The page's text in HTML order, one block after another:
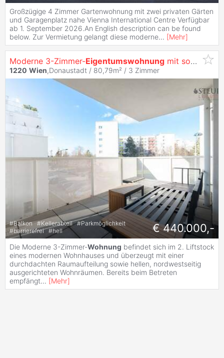
Großzügige 4 Zimmer Gartenwohnung mit zwei privaten Gärten
und Garagenplatz nahe Vienna International Centre Verfügbar
ab 1. September 2026.An English description can be found
below. Zur Vermietung gelangt diese moderne... [Mehr]
Moderne 3-Zimmer-Eigentumswohnung mit sonnigem Balkon inkl. Garagenplatz
1220 Wien,Donaustadt / 80,79m² / 3 Zimmer
#Balkon #Kellerabteil #Parkmöglichkeit
#barrierefrei #hell € 440.000,-
Die Moderne 3-Zimmer-Wohnung befindet sich im 2. Liftstock
eines modernen Wohnhauses und überzeugt mit einer
durchdachten Raumaufteilung sowie hellen, nordwestseitig
ausgerichteten Wohnräumen. Bereits beim Betreten
empfängt... [Mehr]